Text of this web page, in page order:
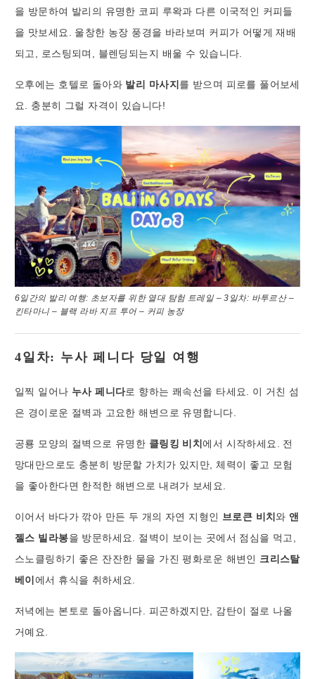
을 방문하여 발리의 유명한 코피 루왁과 다른 이국적인 커피들
을 맛보세요. 울창한 농장 풍경을 바라보며 커피가 어떻게 재배
되고, 로스팅되며, 블렌딩되는지 배울 수 있습니다.
오후에는 호텔로 돌아와 발리 마사지 를 받으며 피로를 풀어보세
요. 충분히 그럴 자격이 있습니다!
6일간의 발리 여행: 초보자를 위한 열대 탐험 트레일 – 3일차: 바투르산 –
킨타마니 – 블랙 라바 지프 투어 – 커피 농장
4일차: 누사 페니다 당일 여행
일찍 일어나 누사 페니다로 향하는 쾌속선을 타세요. 이 거친 섬
은 경이로운 절벽과 고요한 해변으로 유명합니다.
공룡 모양의 절벽으로 유명한 클링킹 비치에서 시작하세요. 전
망대만으로도 충분히 방문할 가치가 있지만, 체력이 좋고 모험
을 좋아한다면 한적한 해변으로 내려가 보세요.
이어서 바다가 깎아 만든 두 개의 자연 지형인 브로큰 비치와 앤
젤스 빌라봉을 방문하세요. 절벽이 보이는 곳에서 점심을 먹고,
스노클링하기 좋은 잔잔한 물을 가진 평화로운 해변인 크리스탈
베이 에서 휴식을 취하세요.
저녁에는 본토로 돌아옵니다. 피곤하겠지만, 감탄이 절로 나올
거예요.